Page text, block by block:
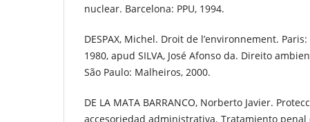
nuclear. Barcelona: PPU, 1994.
DESPAX, Michel. Droit de l’environnement.
1980, apud SILVA, José Afonso da. Direito
São Paulo: Malheiros, 2000.
DE LA MATA BARRANCO, Norberto Javier.
accesoriedad administrativa. Tratamiento